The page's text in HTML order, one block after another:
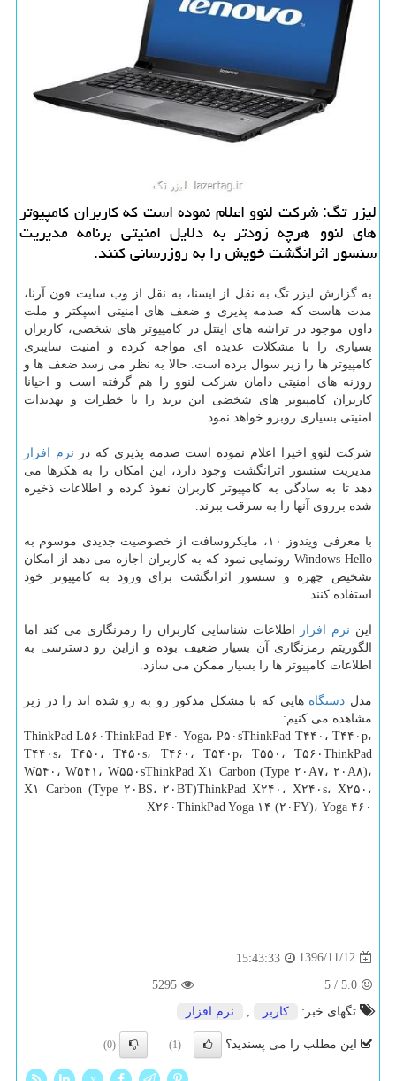
لیزر تگ: شركت لنوو اعلام نموده است كه كاربران كامپیوتر
های لنوو هرچه زودتر به دلایل امنیتی برنامه مدیریت
سنسور اثرانگشت خویش را به روزرسانی كنند.
به گزارش لیزر تگ به نقل از ایسنا، به نقل از وب سایت فون آرنا،
مدت هاست كه صدمه پذیری و ضعف های امنیتی اسپكتر و ملت
داون موجود در تراشه های اینتل در كامپیوتر های شخصی، كاربران
بسیاری را با مشكلات عدیده ای مواجه كرده و امنیت سایبری
كامپیوتر ها را زیر سوال برده است. حالا به نظر می رسد ضعف ها و
روزنه های امنیتی دامان شركت لنوو را هم گرفته است و احیانا
كاربران كامپیوتر های شخضی این برند را با خطرات و تهدیدات
امنیتی بسیاری روبرو خواهد نمود.
شركت لنوو اخیرا اعلام نموده است صدمه پذیری كه در نرم افزار
مدیریت سنسور اثرانگشت وجود دارد، این امكان را به هكرها می
دهد تا به سادگی به كامپیوتر كاربران نفوذ كرده و اطلاعات ذخیره
شده برروی آنها را به سرقت ببرند.
با معرفی ویندوز ۱۰، مایكروسافت از خصوصیت جدیدی موسوم به
Windows Hello رونمایی نمود كه به كاربران اجازه می دهد از امكان
تشخیص چهره و سنسور اثرانگشت برای ورود به كامپیوتر خود
استفاده كنند.
این نرم افزار
اطلاعات شناسایی كاربران را رمزنگاری می كند اما
الگوریتم رمزنگاری آن بسیار ضعیف بوده و ازاین رو دسترسی به
اطلاعات كامپیوتر ها را بسیار ممكن می سازد.
مدل دستگاه هایی كه با مشكل مذكور رو به رو شده اند را در زیر
مشاهده می كنیم:
ThinkPad L۵۶۰ThinkPad P۴۰ Yoga، P۵۰sThinkPad T۴۴۰، T۴۴۰p،
T۴۴۰s، T۴۵۰، T۴۵۰s، T۴۶۰، T۵۴۰p، T۵۵۰، T۵۶۰ThinkPad
W۵۴۰، W۵۴۱، W۵۵۰sThinkPad X۱ Carbon (Type ۲۰A۷، ۲۰A۸)،
X۱ Carbon (Type ۲۰BS، ۲۰BT)ThinkPad X۲۴۰، X۲۴۰s، X۲۵۰،
X۲۶۰ThinkPad Yoga ۱۴ (۲۰FY)، Yoga ۴۶۰
1396/11/12
15:43:33
5.0
/
5
5295
تگهای خبر:
كاربر نرم افزار
این مطلب را می پسندید؟ (1)
(0)